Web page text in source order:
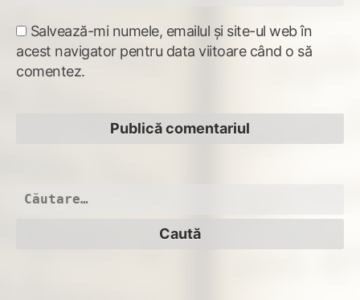
Salvează-mi numele, emailul și site-ul web în
acest navigator pentru data viitoare când o să
comentez.
Caută